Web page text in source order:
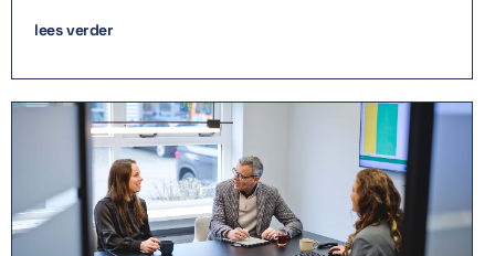
lees verder